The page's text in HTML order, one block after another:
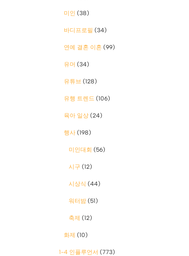
미인 (38)
바디프로필 (34)
연예 결혼 이혼 (99)
유머 (34)
유튜브 (128)
유행 트렌드 (106)
육아 일상 (24)
행사 (198)
미인대회 (56)
시구 (12)
시상식 (44)
워터밤 (51)
축제 (12)
화제 (10)
1-4 인플루언서 (773)